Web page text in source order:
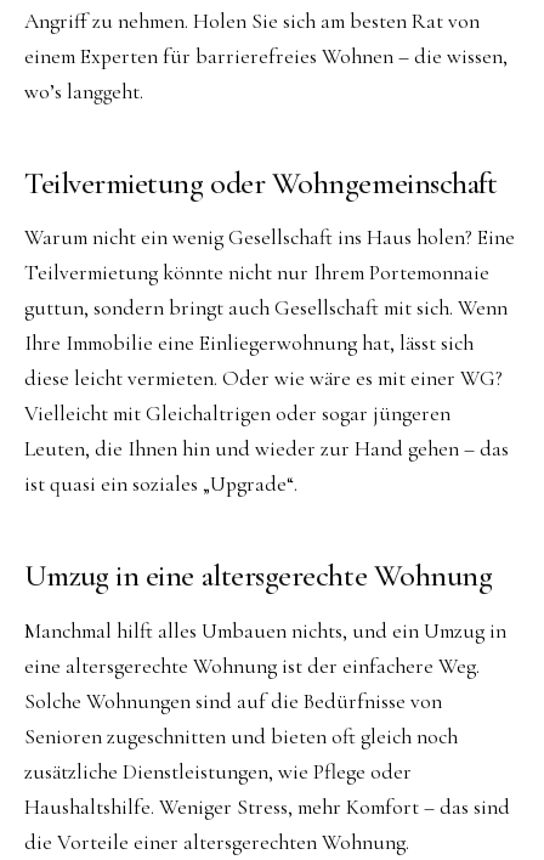
Angriff zu nehmen. Holen Sie sich am besten Rat von
einem Experten für barrierefreies Wohnen – die wissen,
wo’s langgeht.
Teilvermietung oder Wohngemeinschaft
Warum nicht ein wenig Gesellschaft ins Haus holen? Eine
Teilvermietung könnte nicht nur Ihrem Portemonnaie
guttun, sondern bringt auch Gesellschaft mit sich. Wenn
Ihre Immobilie eine Einliegerwohnung hat, lässt sich
diese leicht vermieten. Oder wie wäre es mit einer WG?
Vielleicht mit Gleichaltrigen oder sogar jüngeren
Leuten, die Ihnen hin und wieder zur Hand gehen – das
ist quasi ein soziales „Upgrade“.
Umzug in eine altersgerechte Wohnung
Manchmal hilft alles Umbauen nichts, und ein Umzug in
eine altersgerechte Wohnung ist der einfachere Weg.
Solche Wohnungen sind auf die Bedürfnisse von
Senioren zugeschnitten und bieten oft gleich noch
zusätzliche Dienstleistungen, wie Pflege oder
Haushaltshilfe. Weniger Stress, mehr Komfort – das sind
die Vorteile einer altersgerechten Wohnung.